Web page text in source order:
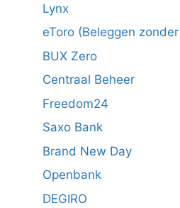
Lynx
eToro (Beleggen
BUX Zero
Centraal Beheer
Freedom24
Saxo Bank
Brand New Day
Openbank
DEGIRO